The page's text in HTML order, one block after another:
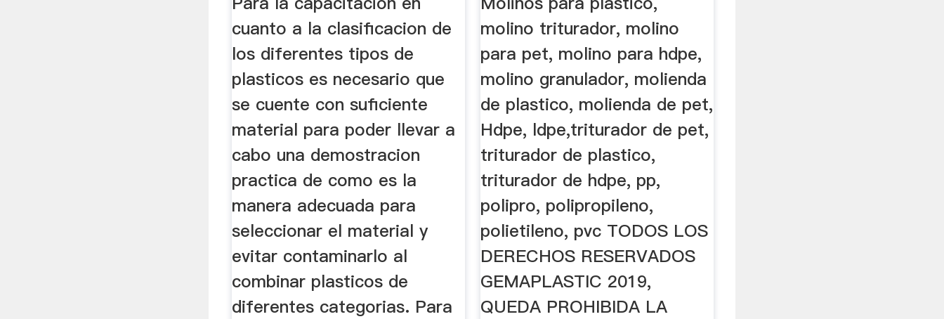
DE CV
cuanto a la clasificacion de
los diferentes tipos de
plasticos es necesario que
se cuente con suficiente
material para poder llevar a
cabo una demostracion
practica de como es la
manera adecuada para
seleccionar el material y
evitar contaminarlo al
combinar plasticos de
diferentes categorias. Para
molino triturador, molino
para pet, molino para hdpe,
molino granulador, molienda
de plastico, molienda de pet,
Hdpe, ldpe,triturador de pet,
triturador de plastico,
triturador de hdpe, pp,
polipro, polipropileno,
polietileno, pvc TODOS LOS
DERECHOS RESERVADOS
GEMAPLASTIC 2019,
QUEDA PROHIBIDA LA